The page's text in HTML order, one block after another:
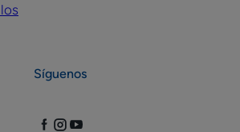
Síguenos